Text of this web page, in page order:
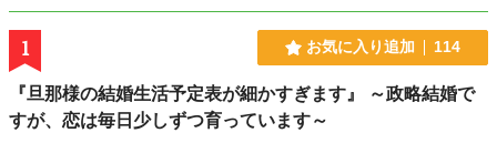
1 お気に入り追加 114
『旦那様の結婚生活予定表が細かすぎます』 ～政略結婚で
すが、恋は毎日少しずつ育っています～